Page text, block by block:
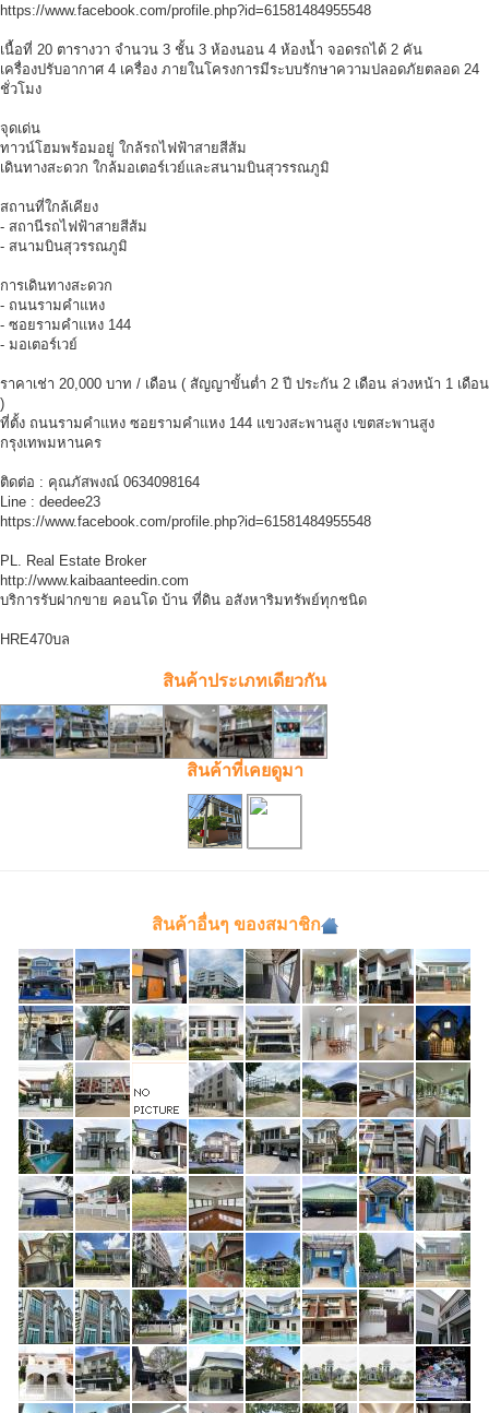
https://www.facebook.com/profile.php?id=61581484955548
เนื้อที่ 20 ตารางวา จำนวน 3 ชั้น 3 ห้องนอน 4 ห้องน้ำ จอดรถได้ 2 คัน
เครื่องปรับอากาศ 4 เครื่อง ภายในโครงการมีระบบรักษาความปลอดภัยตลอด 24
ชั่วโมง
จุดเด่น
ทาวน์โฮมพร้อมอยู่ ใกล้รถไฟฟ้าสายสีส้ม
เดินทางสะดวก ใกล้มอเตอร์เวย์และสนามบินสุวรรณภูมิ
สถานที่ใกล้เคียง
- สถานีรถไฟฟ้าสายสีส้ม
- สนามบินสุวรรณภูมิ
การเดินทางสะดวก
- ถนนรามคำแหง
- ซอยรามคำแหง 144
- มอเตอร์เวย์
ราคาเช่า 20,000 บาท / เดือน ( สัญญาขั้นต่ำ 2 ปี ประกัน 2 เดือน ล่วงหน้า 1 เดือน
)
ที่ตั้ง ถนนรามคำแหง ซอยรามคำแหง 144 แขวงสะพานสูง เขตสะพานสูง
กรุงเทพมหานคร
ติดต่อ : คุณภัสพงณ์ 0634098164
Line : deedee23
https://www.facebook.com/profile.php?id=61581484955548
PL. Real Estate Broker
http://www.kaibaanteedin.com
บริการรับฝากขาย คอนโด บ้าน ที่ดิน อสังหาริมทรัพย์ทุกชนิด
HRE470บล
สินค้าประเภทเดียวกัน
สินค้าที่เคยดูมา
สินค้าอื่นๆ ของสมาชิก